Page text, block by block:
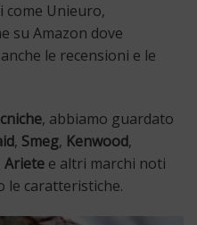
come Unieuro,
su Amazon dove
le recensioni e le
, abbiamo guardato
, Smeg, Kenwood,
Ariete e altri marchi noti
le caratteristiche.